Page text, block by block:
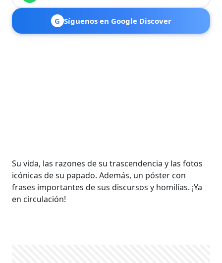
G Síguenos en Google Discover
Su vida, las razones de su trascendencia y las fotos
icónicas de su papado. Además, un póster con
frases importantes de sus discursos y homilías. ¡Ya
en circulación!